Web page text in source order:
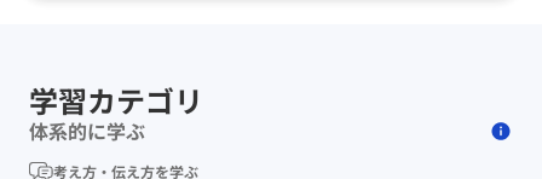
学習カテゴリ
体系的に学ぶ
考え方・伝え方を学ぶ